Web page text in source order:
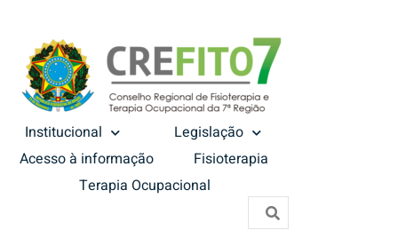
Institucional
Legislação
Acesso à informação
Fisioterapia
Terapia Ocupacional